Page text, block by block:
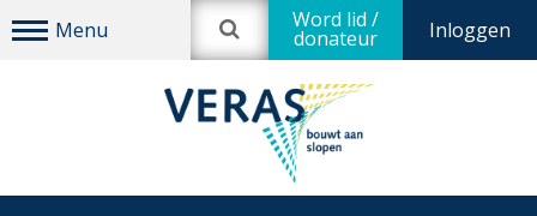
Inloggen
Word lid /
donateur